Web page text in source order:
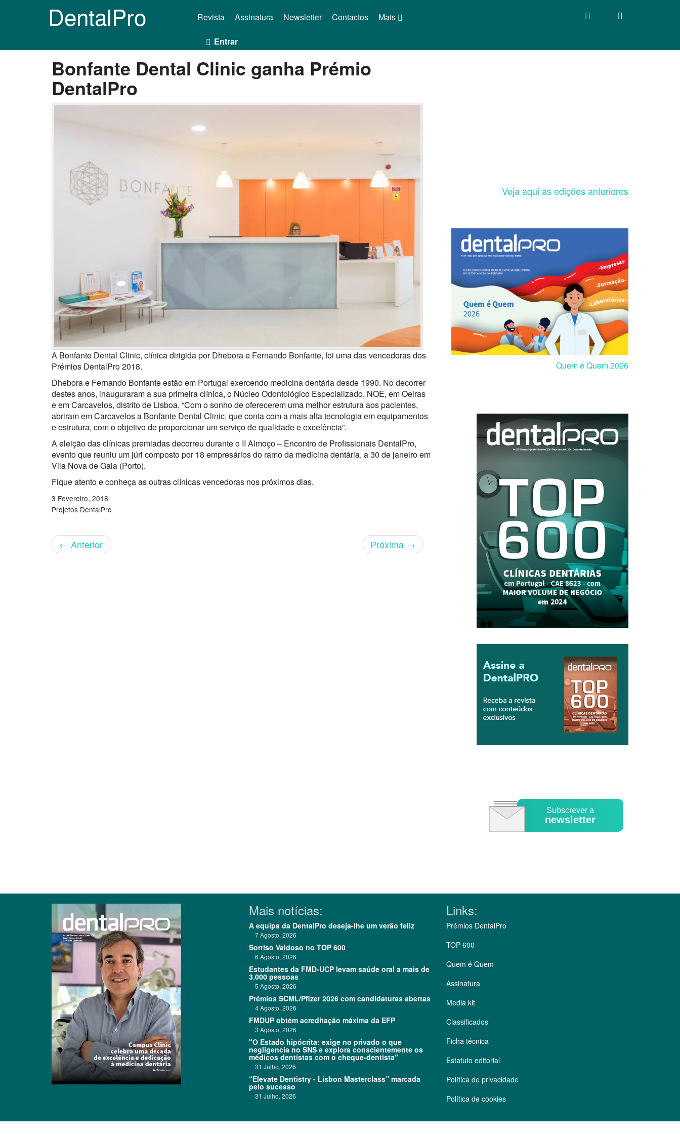
DentalPro Mais
Revista Assinatura Newsletter Contactos
Entrar
Bonfante Dental Clinic ganha Prémio
DentalPro
A Bonfante Dental Clinic, clínica dirigida por Dhebora e Fernando Bonfante, foi uma das vencedoras dos
Prémios DentalPro 2018.
Dhebora e Fernando Bonfante estão em Portugal exercendo medicina dentária desde 1990. No decorrer
destes anos, inauguraram a sua primeira clínica, o Núcleo Odontológico Especializado, NOE, em Oeiras
e em Carcavelos, distrito de Lisboa. “Com o sonho de oferecerem uma melhor estrutura aos pacientes,
abriram em Carcavelos a Bonfante Dental Clinic, que conta com a mais alta tecnologia em equipamentos
e estrutura, com o objetivo de proporcionar um serviço de qualidade e excelência”.
A eleição das clínicas premiadas decorreu durante o II Almoço – Encontro de Profissionais DentalPro,
evento que reuniu um júri composto por 18 empresários do ramo da medicina dentária, a 30 de janeiro em
Vila Nova de Gaia (Porto).
Fique atento e conheça as outras clínicas vencedoras nos próximos dias.
3 Fevereiro, 2018
Projetos DentalPro
← Anterior Próxima →
Veja aqui as edições anteriores
Quem é Quem 2026
Subscrever a
newsletter
Clique para ler
Mais notícias:
A equipa da DentalPro deseja-lhe um verão feliz
7 Agosto, 2026
Sorriso Vaidoso no TOP 600
6 Agosto, 2026
Estudantes da FMD-UCP levam saúde oral a mais de
3.000 pessoas
5 Agosto, 2026
Prémios SCML/Pfizer 2026 com candidaturas abertas
4 Agosto, 2026
FMDUP obtém acreditação máxima da EFP
3 Agosto, 2026
"O Estado hipócrita: exige no privado o que
negligencia no SNS e explora conscientemente os
médicos dentistas com o cheque-dentista"
31 Julho, 2026
“Elevate Dentistry - Lisbon Masterclass” marcada
pelo sucesso
31 Julho, 2026
Links:
Prémios DentalPro
TOP 600
Quem é Quem
Assinatura
Media kit
Classificados
Ficha técnica
Estatuto editorial
Política de privacidade
Política de cookies